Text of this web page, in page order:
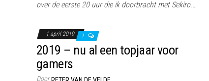
over de eerste 20 uur die ik doorbracht met Sekiro.…
1 april 2019 1
2019 – nu al een topjaar voor
gamers
Door